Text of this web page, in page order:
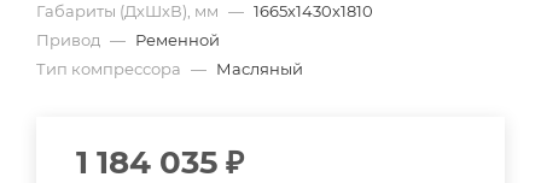
Габариты (ДхШхВ), мм — 1665х1430х1810
Привод — Ременной
Тип компрессора — Масляный
1 184 035 ₽